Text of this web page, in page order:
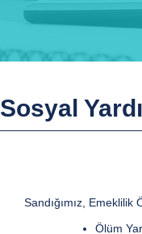
Sosyal
Sandığımız,
Ölüm